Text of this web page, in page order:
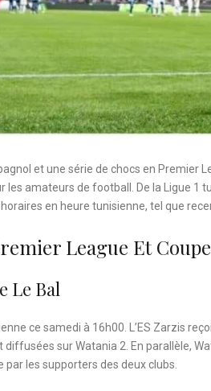
et une série de chocs en Premier
les amateurs de football. De la Ligue 1
en heure tunisienne, tel que
League Et
Le Bal
ce samedi à 16h00. L’ES Zarzis
diffusées sur Watania 2. En parallèle,
les supporters des deux clubs.